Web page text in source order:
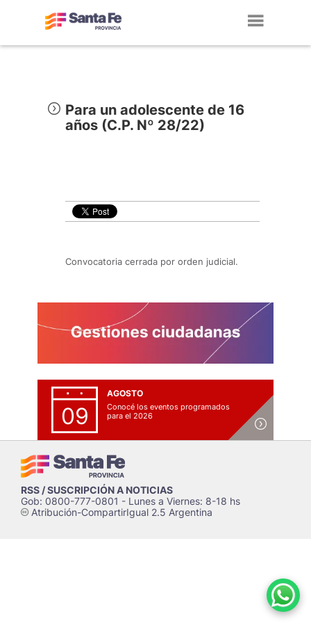
Para un adolescente de 16
años (C.P. Nº 28/22)
Convocatoria cerrada por orden judicial.
09
AGOSTO
Conocé los eventos programados
para el 2026
RSS / SUSCRIPCIÓN A NOTICIAS
Gob: 0800-777-0801 - Lunes a Viernes: 8-18 hs
cAtribución-CompartirIgual 2.5 Argentina